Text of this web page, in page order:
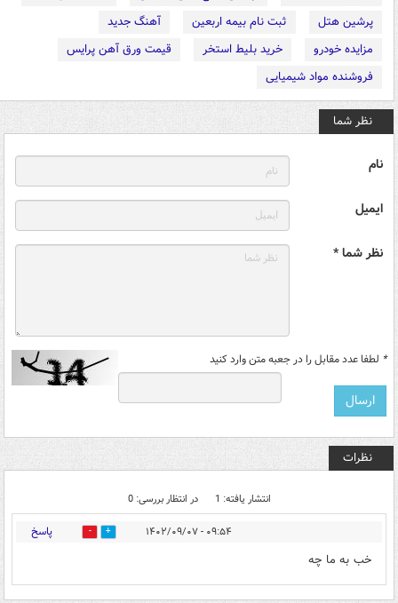
پرشین هتل
ثبت نام بیمه اربعین
آهنگ جدید
مزایده خودرو
خرید بلیط استخر
قیمت ورق آهن پرایس
فروشنده مواد شیمیایی
نظر شما
نام
ایمیل
نظر شما *
* لطفا عدد مقابل را در جعبه متن وارد کنید
نظرات
انتشار یافته: 1 در انتظار بررسی: 0
۰۹:۵۴ - ۱۴۰۲/۰۹/۰۷ 0 پاسخ
خب به ما چه